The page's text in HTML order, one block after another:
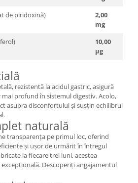
de piridoxină)
2,00
mg
10,00
µg
rezistentă la acidul gastric, asigură
profund în sistemul digestiv. Acolo,
asupra disconfortului și susțin echilibrul
naturală
transparența pe primul loc, oferind
și ușor de urmărit în întregul
la fiecare trei luni, acestea
Descoperiți angajamentul